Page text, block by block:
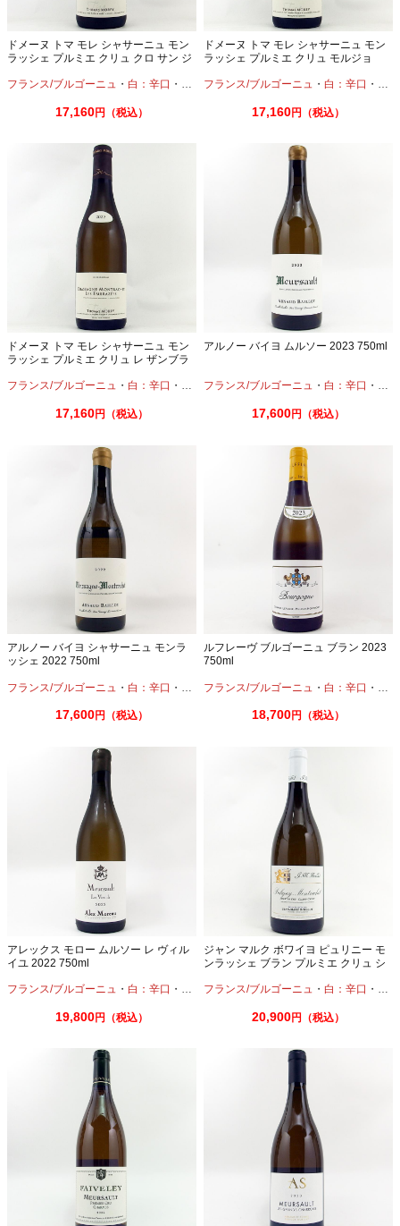
ドメーヌ トマ モレ シャサーニュ モン
ラッシェ プルミエ クリュ クロ サン ジ
フランス/ブルゴーニュ ・ 白：辛口 ・ シャルドネ
17,160円（税込）
ドメーヌ トマ モレ シャサーニュ モン
ラッシェ プルミエ クリュ モルジョ
フランス/ブルゴーニュ ・ 白：辛口 ・ シ
17,160円（税込）
ドメーヌ トマ モレ シャサーニュ モン
ラッシェ プルミエ クリュ レ ザンブラ
フランス/ブルゴーニュ ・ 白：辛口 ・ シャルドネ
17,160円（税込）
アルノー バイヨ ムルソー 2023 750ml
フランス/ブルゴーニュ ・ 白：辛口 ・ シ
17,600円（税込）
アルノー バイヨ シャサーニュ モンラ
ッシェ 2022 750ml
フランス/ブルゴーニュ ・ 白：辛口 ・ シャルドネ
17,600円（税込）
ルフレーヴ ブルゴーニュ ブラン 2023
750ml
フランス/ブルゴーニュ ・ 白：辛口 ・
18,700円（税込）
アレックス モロー ムルソー レ ヴィル
イユ 2022 750ml
フランス/ブルゴーニュ ・ 白：辛口 ・ シャルドネ
19,800円（税込）
ジャン マルク ボワイヨ ピュリニー モ
ンラッシェ ブラン プルミエ クリュ シ
フランス/ブルゴーニュ ・ 白：辛口 ・ シ
20,900円（税込）